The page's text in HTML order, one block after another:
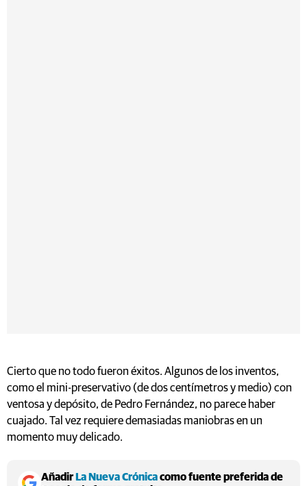
Cierto que no todo fueron éxitos. Algunos de los inventos,
como el mini-preservativo (de dos centímetros y medio) con
ventosa y depósito, de Pedro Fernández, no parece haber
cuajado. Tal vez requiere demasiadas maniobras en un
momento muy delicado.
Añadir La Nueva Crónicacomo fuente preferida de